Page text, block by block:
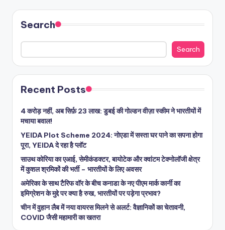
Search
Search
Recent Posts
4 करोड़ नहीं, अब सिर्फ़ 23 लाख: डुबई की गोल्डन वीज़ा स्कीम ने भारतीयों में
मचाया बवाल!
YEIDA Plot Scheme 2024: नोएडा में सस्ता घर पाने का सपना होगा
पूरा, YEIDA दे रहा है प्लॉट
साउथ कोरिया का एआई, सेमीकंडक्टर, बायोटेक और क्वांटम टेक्नोलॉजी क्षेत्र
में कुशल श्रमिकों की भर्ती – भारतीयों के लिए अवसर
अमेरिका के साथ टैरिफ वॉर के बीच कनाडा के नए पीएम मार्क कार्नी का
इमिग्रेशन के मुद्दे पर क्या है रुख, भारतीयों पर पड़ेगा प्रभाव?
चीन में वुहान लैब में नया वायरस मिलने से अलर्ट: वैज्ञानिकों का चेतावनी,
COVID जैसी महामारी का खतरा